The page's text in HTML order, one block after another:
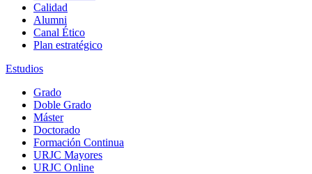
Calidad
Alumni
Canal Ético
Plan estratégico
Estudios
Grado
Doble Grado
Máster
Doctorado
Formación Continua
URJC Mayores
URJC Online